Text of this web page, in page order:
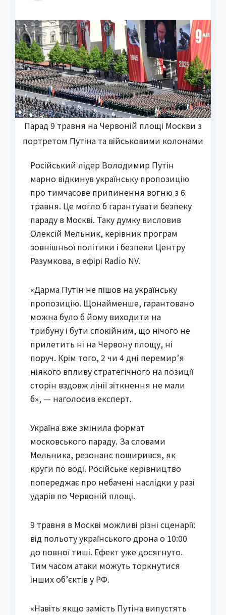
Парад 9 травня на Червоній площі Москви з
портретом Путіна та військовими колонами
Російський лідер Володимир Путін
марно відкинув українську пропозицію
про тимчасове припинення вогню з 6
травня. Це могло б гарантувати безпеку
параду в Москві. Таку думку висловив
Олексій Мельник, керівник програм
зовнішньої політики і безпеки Центру
Разумкова, в ефірі Radio NV.
«Дарма Путін не пішов на українську
пропозицію. Щонайменше, гарантовано
можна було б йому виходити на
трибуну і бути спокійним, що нічого не
прилетить ні на Червону площу, ні
поруч. Крім того, 2 чи 4 дні перемир’я
ніякого впливу стратегічного на позиції
сторін вздовж лінії зіткнення не мали
б», — наголосив експерт.
Україна вже змінила формат
московського параду. За словами
Мельника, резонанс поширився, як
круги по воді. Російське керівництво
попереджає про небачені наслідки у разі
ударів по Червоній площі.
9 травня в Москві можливі різні сценарії:
від польоту українського дрона о 10:00
до повної тиші. Ефект уже досягнуто.
Тим часом атаки можуть торкнутися
інших об’єктів у РФ.
«Навіть якщо замість Путіна випустять